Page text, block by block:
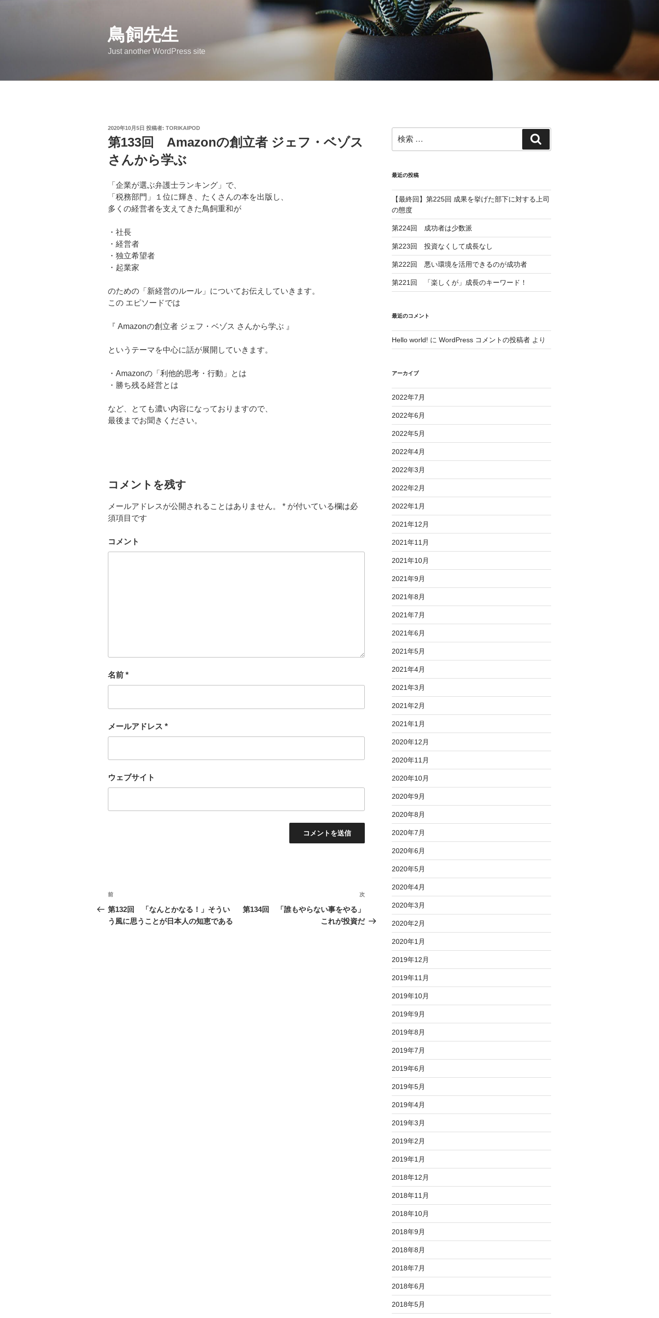
鳥飼先生
Just another WordPress site
投
稿
日:
2020年10月5日 投稿者: TORIKAIPOD
第133回 Amazonの創立者 ジェフ・ベゾス
さんから学ぶ
「企業が選ぶ弁護士ランキング」で、
「税務部門」１位に輝き、たくさんの本を出版し、
多くの経営者を支えてきた鳥飼重和が
・社長
・経営者
・独立希望者
・起業家
のための「新経営のルール」についてお伝えしていきます。
この エピソードでは
『 Amazonの創立者 ジェフ・ベゾス さんから学ぶ 』
というテーマを中心に話が展開していきます。
・Amazonの「利他的思考・行動」とは
・勝ち残る経営とは
など、とても濃い内容になっておりますので、
最後までお聞きください。
コメントを残す
メールアドレスが公開されることはありません。 * が付いている欄は必
須項目です
コメント
名前 *
メールアドレス *
ウェブサイト
投
稿
ナ
過
去
の
前
第132回 「なんとかなる！」そうい
う風に思うことが日本人の知恵である
投
次
第134回 「誰もやらない事をやる」
これが投資だ
索:
索
最近の投稿
【最終回】第225回 成果を挙げた部下に対する上司
の態度
第224回 成功者は少数派
第223回 投資なくして成長なし
第222回 悪い環境を活用できるのが成功者
第221回 「楽しくが」成長のキーワード！
最近のコメント
Hello world! に WordPress コメントの投稿者より
アーカイブ
2022年7月
2022年6月
2022年5月
2022年4月
2022年3月
2022年2月
2022年1月
2021年12月
2021年11月
2021年10月
2021年9月
2021年8月
2021年7月
2021年6月
2021年5月
2021年4月
2021年3月
2021年2月
2021年1月
2020年12月
2020年11月
2020年10月
2020年9月
2020年8月
2020年7月
2020年6月
2020年5月
2020年4月
2020年3月
2020年2月
2020年1月
2019年12月
2019年11月
2019年10月
2019年9月
2019年8月
2019年7月
2019年6月
2019年5月
2019年4月
2019年3月
2019年2月
2019年1月
2018年12月
2018年11月
2018年10月
2018年9月
2018年8月
2018年7月
2018年6月
2018年5月